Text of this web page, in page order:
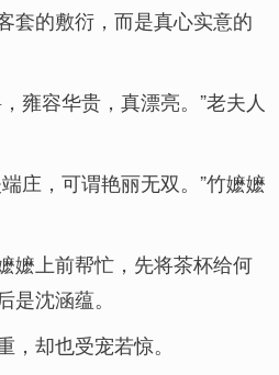
套的敷衍，而是真心实意的
雍容华贵，真漂亮。”老夫人
庄，可谓艳丽无双。”竹嬷嬷
嬷上前帮忙，先将茶杯给何
沈涵蕴。
却也受宠若惊。